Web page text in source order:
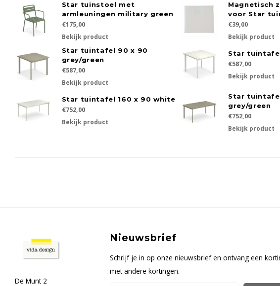
Star tuinstoel met
armleuningen military green
€175,00
Bekijk product
Magnetisch
voor Star
€39,00
Bekijk product
Star tuintafel 90 x 90
grey/green
€587,00
Bekijk product
Star
€587,00
Bekijk product
Star tuintafel 160 x 90 white
€752,00
Bekijk product
Star
grey/green
€752,00
Bekijk product
De Munt 2
Nieuwsbrief
Schrijf je in op onze nieuwsbrief en ontvang een
met andere kortingen.